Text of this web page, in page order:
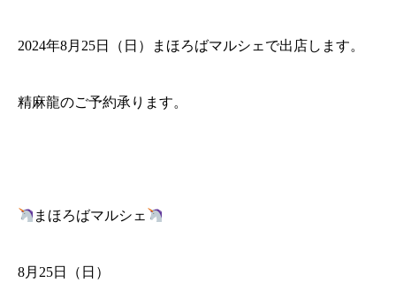
2024年8月25日（日）まほろばマルシェで出店します。
精麻龍のご予約承ります。
まほろばマルシェ
8月25日（日）